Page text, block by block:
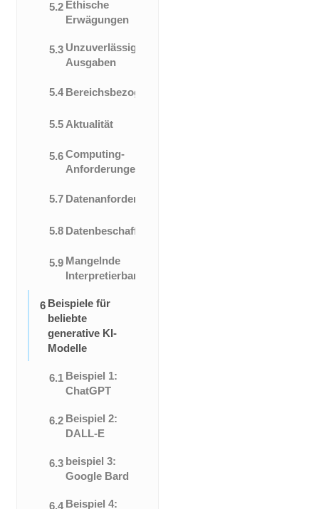
5.2 Ethische
Erwägungen
5.3 Unzuverlässige
Ausgaben
5.4 Bereichsbezogenheit
5.5 Aktualität
5.6Computing-
Anforderungen
5.7 Datenanforderungen
5.8 Datenbeschaffung
5.9 Mangelnde
Interpretierbarkeit
6 Beispiele für
beliebte
generative KI-
Modelle
6.1 Beispiel 1:
ChatGPT
6.2 Beispiel 2:
DALL-E
6.3 beispiel 3:
Google Bard
6.4 Beispiel 4: